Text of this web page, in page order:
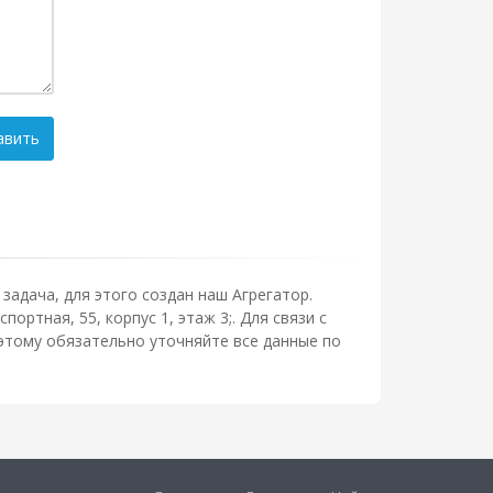
для этого создан наш Агрегатор.
55, корпус 1, этаж 3;. Для связи с
обязательно уточняйте все данные по